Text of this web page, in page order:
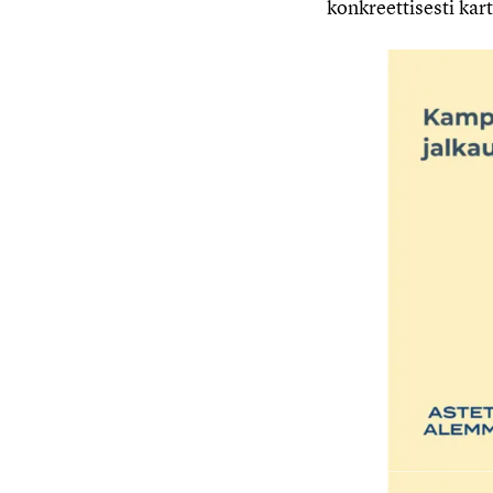
konkreettisesti